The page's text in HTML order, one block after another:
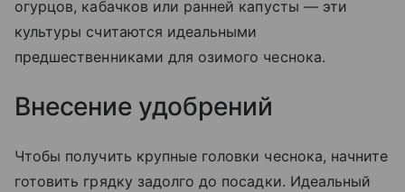
огурцов, кабачков или ранней капусты — эти
культуры считаются идеальными
предшественниками для озимого чеснока.
Внесение удобрений
Чтобы получить крупные головки чеснока, начните
готовить грядку задолго до посадки. Идеальный